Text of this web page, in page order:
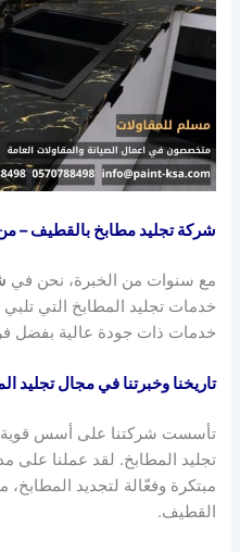
شركة تجليد مطابخ بالقطيف –
مع سنوات من الخبرة، نحن في
خدمات تجليد المطابخ التي تلبي
خدمات ذات جودة عالية بفضل
تاريخنا وخبرتنا في مجال تجليد
تأسست شركتنا على أسس قوية
تجليد المطابخ. لقد عملنا على
مبتكرة وفعّالة لتجديد المطابخ،
القطيف.